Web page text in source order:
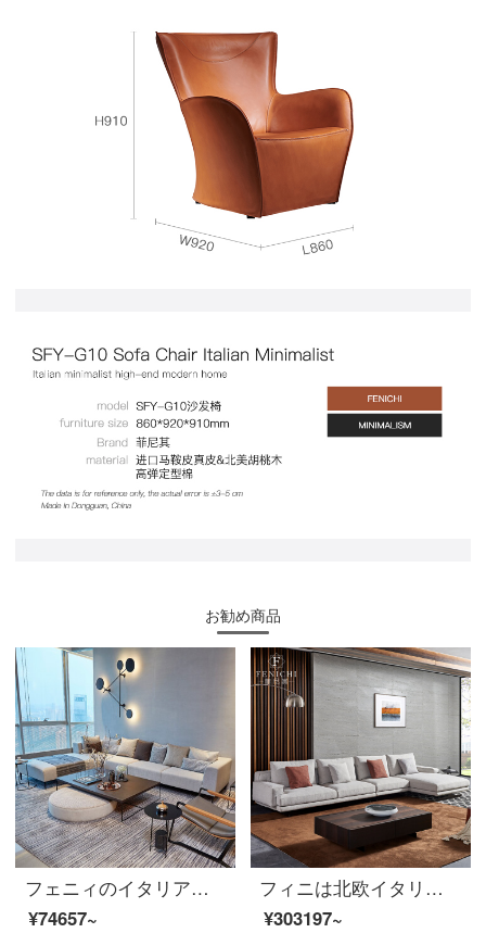
お勧め商品
フェニィのイタリア式は極簡単で贅沢な布芸ソファーの三人です。簡単で現代的な大戸型客間L型北欧式ソファ布芸【角回転ソファ】イタリア式は極簡単です。
¥74657~
フィニは北欧イタリアの布芸ソファーの大きい家型客間L型簡単な現代の角の貴妃の席の組み合わせのセットの家具の極簡単な布芸の軟包のソファーのイタリア式の極簡を招きます。
¥303197~